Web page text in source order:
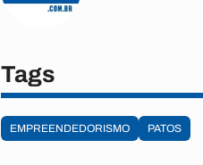
Tags
EMPREENDEDORISMO PATOS